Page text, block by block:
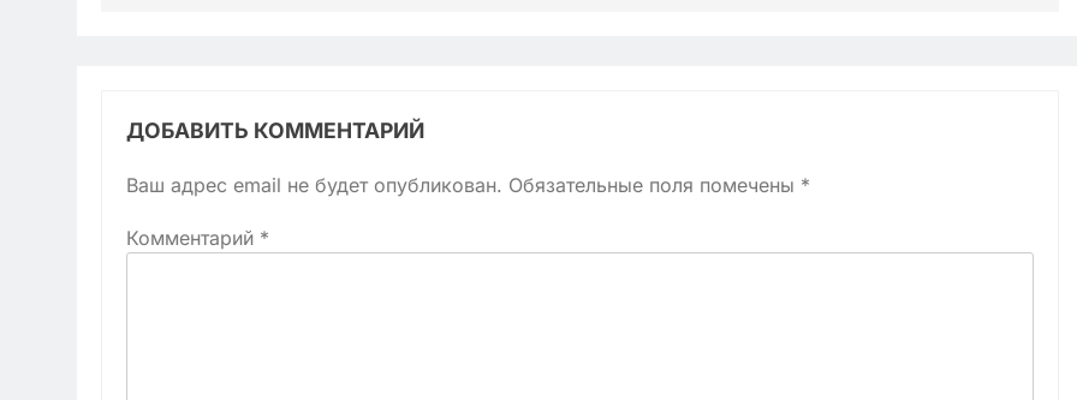
ДОБАВИТЬ КОММЕНТАРИЙ
Ваш адрес email не будет опубликован. Обязательные поля помечены *
Комментарий *